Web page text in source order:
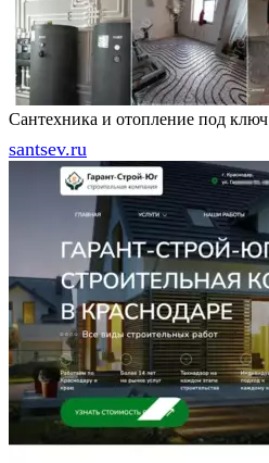
Сантехника и отопление под ключ
santsev.ru